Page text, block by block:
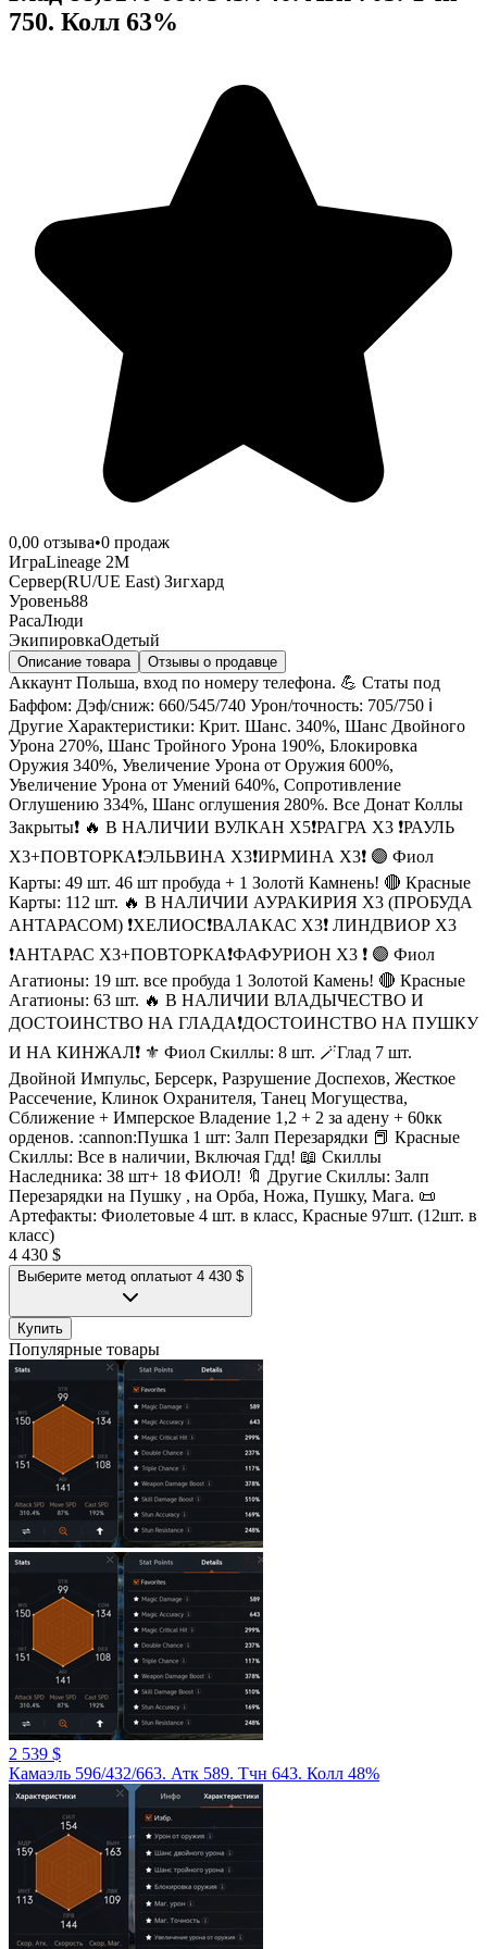
750. Колл 63%
0,00 отзыва•0 продаж
ИграLineage 2M
Сервер(RU/UE East) Зигхард
Уровень88
РасаЛюди
ЭкипировкаОдетый
Описание товара Отзывы о продавце
Аккаунт Польша, вход по номеру телефона. 💪 Статы под
Баффом: Дэф/сниж: 660/545/740 Урон/точность: 705/750 ℹ️
Другие Характеристики: Крит. Шанс. 340%, Шанс Двойного
Урона 270%, Шанс Тройного Урона 190%, Блокировка
Оружия 340%, Увеличение Урона от Оружия 600%,
Увеличение Урона от Умений 640%, Сопротивление
Оглушению 334%, Шанс оглушения 280%. Все Донат Коллы
Закрыты❗ 🔥 В НАЛИЧИИ ВУЛКАН Х5❗РАГРА Х3 ❗РАУЛЬ
Х3+ПОВТОРКА❗ЭЛЬВИНА Х3❗ИРМИНА Х3❗ 🟣 Фиол
Карты: 49 шт. 46 шт пробуда + 1 Золотй Камнень! 🔴 Красные
Карты: 112 шт. 🔥 В НАЛИЧИИ АУРАКИРИЯ Х3 (ПРОБУДА
АНТАРАСОМ) ❗ХЕЛИОС❗ВАЛАКАС Х3❗ ЛИНДВИОР Х3
❗АНТАРАС Х3+ПОВТОРКА❗ФАФУРИОН Х3 ❗ 🟣 Фиол
Агатионы: 19 шт. все пробуда 1 Золотой Камень! 🔴 Красные
Агатионы: 63 шт. 🔥 В НАЛИЧИИ ВЛАДЫЧЕСТВО И
ДОСТОИНСТВО НА ГЛАДА❗ДОСТОИНСТВО НА ПУШКУ
И НА КИНЖАЛ❗ ⚜️ Фиол Скиллы: 8 шт. 🪄Глад 7 шт.
Двойной Импульс, Берсерк, Разрушение Доспехов, Жесткое
Рассечение, Клинок Охранителя, Танец Могущества,
Сближение + Имперское Владение 1,2 + 2 за адену + 60кк
орденов. :cannon:Пушка 1 шт: Залп Перезарядки 📕 Красные
Скиллы: Все в наличии, Включая Гдд! 📖 Скиллы
Наследника: 38 шт+ 18 ФИОЛ! 🔖 Другие Скиллы: Залп
Перезарядки на Пушку , на Орба, Ножа, Пушку, Мага. 📜
Артефакты: Фиолетовые 4 шт. в класс, Красные 97шт. (12шт. в
класс)
4 430 $
Выберите метод оплатыот 4 430 $
Купить
Популярные товары
2 539 $
Камаэль 596/432/663. Атк 589. Тчн 643. Колл 48%